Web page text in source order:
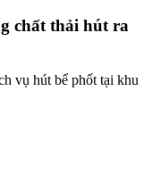
chất thải hút ra
vụ hút bể phốt tại khu